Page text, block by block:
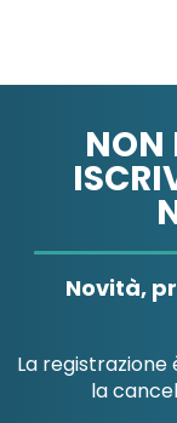
3M
NON
Novità,
La
la